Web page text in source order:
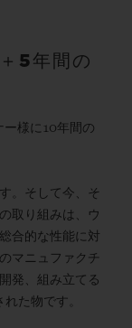
5年間の
ー様に10年間の
。そして今、そ
取り組みは、ウ
合的な性能に対
マニュファクチ
発、組み立てる
た物です。